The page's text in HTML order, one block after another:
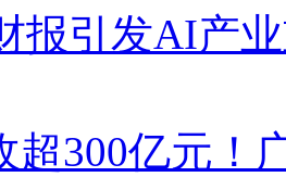
报引发AI产
超300亿元！